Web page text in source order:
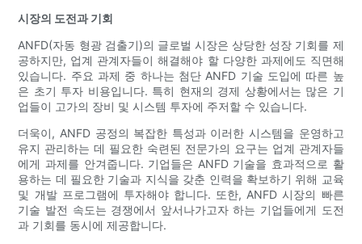
시장의 도전과 기회
ANFD(자동 형광 검출기)의 글로벌 시장은 상당한 성장 기회를 제
공하지만, 업계 관계자들이 해결해야 할 다양한 과제에도 직면해
있습니다. 주요 과제 중 하나는 첨단 ANFD 기술 도입에 따른 높
은 초기 투자 비용입니다. 특히 현재의 경제 상황에서는 많은 기
업들이 고가의 장비 및 시스템 투자에 주저할 수 있습니다.
더욱이, ANFD 공정의 복잡한 특성과 이러한 시스템을 운영하고
유지 관리하는 데 필요한 숙련된 전문가의 요구는 업계 관계자들
에게 과제를 안겨줍니다. 기업들은 ANFD 기술을 효과적으로 활
용하는 데 필요한 기술과 지식을 갖춘 인력을 확보하기 위해 교육
및 개발 프로그램에 투자해야 합니다. 또한, ANFD 시장의 빠른
기술 발전 속도는 경쟁에서 앞서나가고자 하는 기업들에게 도전
과 기회를 동시에 제공합니다.